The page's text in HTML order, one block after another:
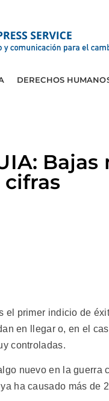
DERECHOS
cifras
el primer indicio de
en llegar o, en el
controladas.
nuevo en la guerra
ha causado más de